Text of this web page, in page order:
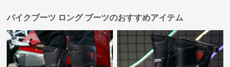
バイクブーツ ロング ブーツのおすすめアイテム